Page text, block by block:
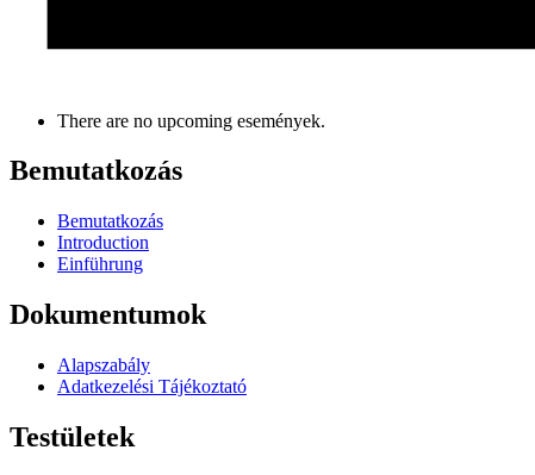
There are no upcoming események.
Bemutatkozás
Bemutatkozás
Introduction
Einführung
Dokumentumok
Alapszabály
Adatkezelési Tájékoztató
Testületek